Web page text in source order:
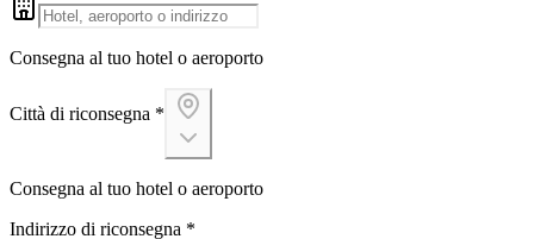
Consegna al tuo hotel o aeroporto
Città di riconsegna *
Consegna al tuo hotel o aeroporto
Indirizzo di riconsegna *